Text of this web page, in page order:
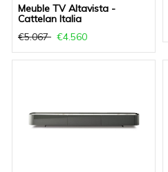
Meuble TV Altavista -
Cattelan Italia
€5.067
€4.560